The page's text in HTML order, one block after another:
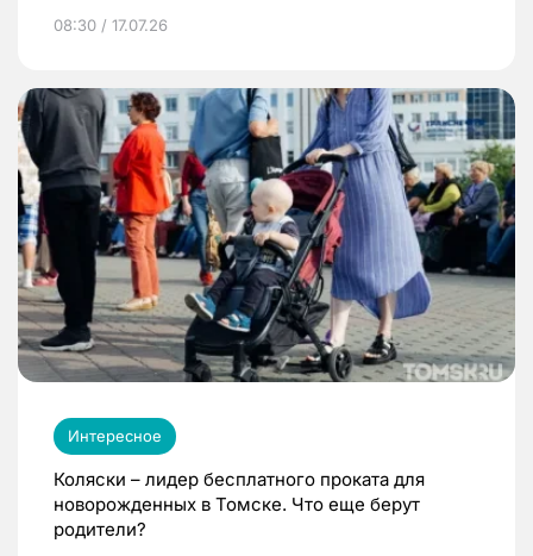
08:30 / 17.07.26
Интересное
Коляски – лидер бесплатного проката для
новорожденных в Томске. Что еще берут
родители?